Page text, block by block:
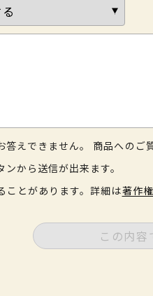
えできません。 商品へのご
から送信が出来ます。
とがあります。詳細は著作
この内容